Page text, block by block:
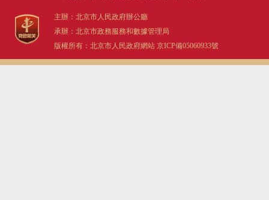
主辦：北京市人民政府辦公廳
承辦：北京市政務服務和數據管理局
版權所有：北京市人民政府網站 京ICP備05060933號